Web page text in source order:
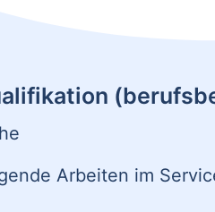
Arbeiten im